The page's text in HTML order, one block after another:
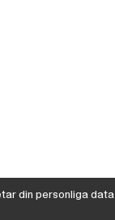
din personliga